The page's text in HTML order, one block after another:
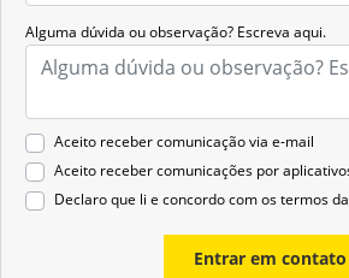
Alguma dúvida ou observação? Escreva aqui.
Aceito receber comunicação via e-mail
Aceito receber comunicações por
Declaro que li e concordo com os termos da
Entrar em contato